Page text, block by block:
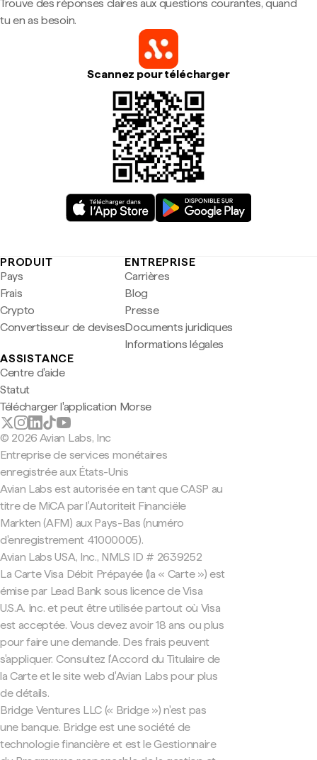
Trouve des réponses claires aux questions courantes, quand
tu en as besoin.
Scannez pour télécharger
PRODUIT
Pays
Frais
Crypto
Convertisseur de devises
ENTREPRISE
Carrières
Blog
Presse
Documents juridiques
Informations légales
ASSISTANCE
Centre d'aide
Statut
Télécharger l'application Morse
© 2026 Avian Labs, Inc
Entreprise de services monétaires
enregistrée aux États-Unis
Avian Labs est autorisée en tant que CASP au
titre de MiCA par l'Autoriteit Financiële
Markten (AFM) aux Pays-Bas (numéro
d'enregistrement 41000005).
Avian Labs USA, Inc., NMLS ID # 2639252
La Carte Visa Débit Prépayée (la « Carte ») est
émise par Lead Bank sous licence de Visa
U.S.A. Inc. et peut être utilisée partout où Visa
est acceptée. Vous devez avoir 18 ans ou plus
pour faire une demande. Des frais peuvent
s'appliquer. Consultez l'Accord du Titulaire de
la Carte et le site web d'Avian Labs pour plus
de détails.
Bridge Ventures LLC (« Bridge ») n'est pas
une banque. Bridge est une société de
technologie financière et est le Gestionnaire